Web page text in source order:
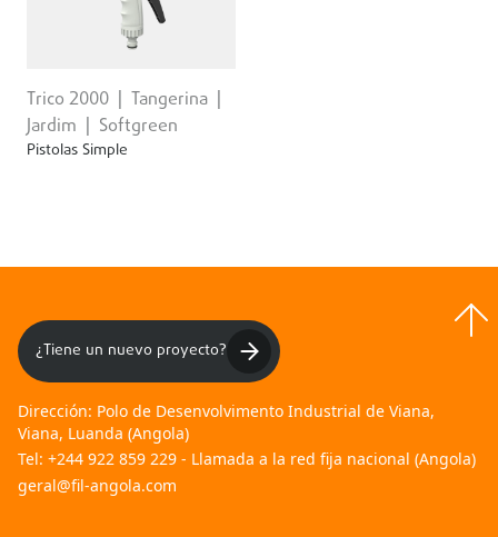
Trico 2000
Tangerina
Jardim
Softgreen
Pistolas Simple
¿Tiene un nuevo proyecto?
Dirección: Polo de Desenvolvimento Industrial de Viana,
Viana, Luanda (Angola)
Tel: +244 922 859 229 - Llamada a la red fija nacional (Angola)
geral@fil-angola.com